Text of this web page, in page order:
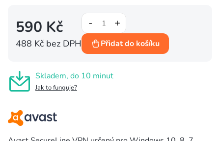
Skladem, do 10 minut
Jak to funguje?
590 Kč
488 Kč bez DPH Přidat do košíku